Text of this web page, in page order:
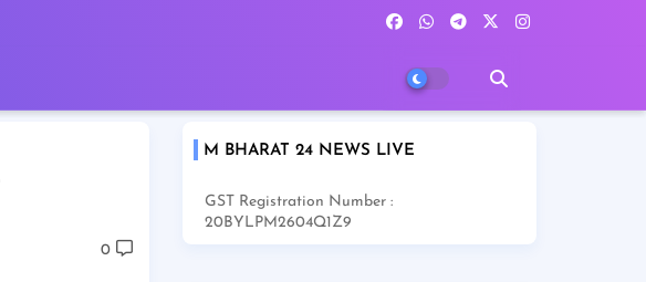
0
M BHARAT 24 NEWS LIVE
GST Registration Number :
20BYLPM2604Q1Z9